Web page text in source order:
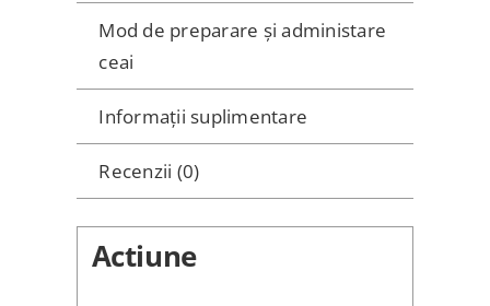
Mod de preparare și administare
ceai
Informații suplimentare
Recenzii (0)
Actiune